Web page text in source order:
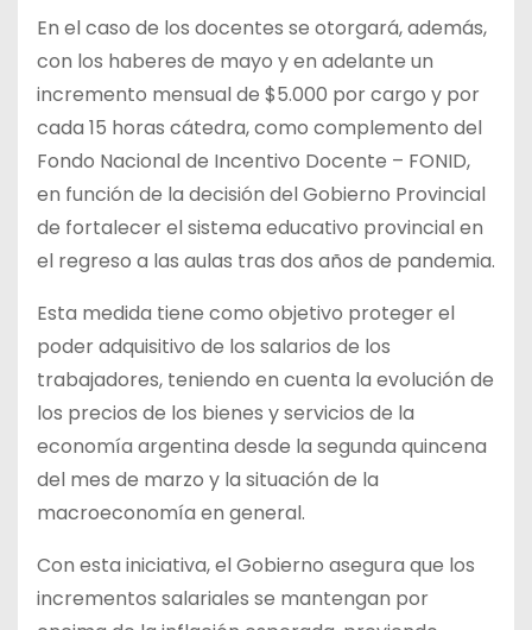
En el caso de los docentes se otorgará, además,
con los haberes de mayo y en adelante un
incremento mensual de $5.000 por cargo y por
cada 15 horas cátedra, como complemento del
Fondo Nacional de Incentivo Docente – FONID,
en función de la decisión del Gobierno Provincial
de fortalecer el sistema educativo provincial en
el regreso a las aulas tras dos años de pandemia.
Esta medida tiene como objetivo proteger el
poder adquisitivo de los salarios de los
trabajadores, teniendo en cuenta la evolución de
los precios de los bienes y servicios de la
economía argentina desde la segunda quincena
del mes de marzo y la situación de la
macroeconomía en general.
Con esta iniciativa, el Gobierno asegura que los
incrementos salariales se mantengan por